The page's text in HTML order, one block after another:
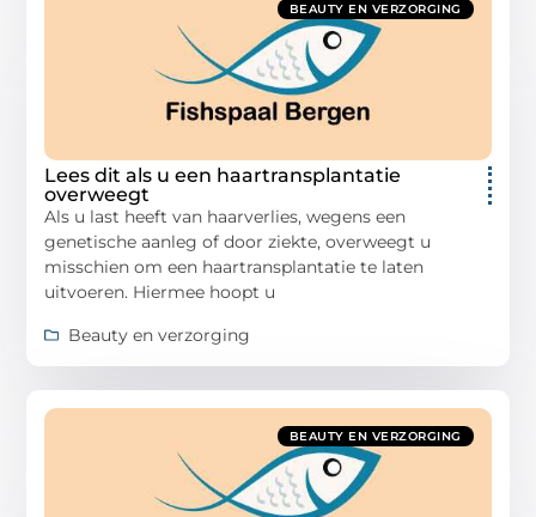
BEAUTY EN VERZORGING
Lees dit als u een haartransplantatie
overweegt
Als u last heeft van haarverlies, wegens een
genetische aanleg of door ziekte, overweegt u
misschien om een haartransplantatie te laten
uitvoeren. Hiermee hoopt u
Beauty en verzorging
BEAUTY EN VERZORGING